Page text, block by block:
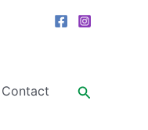
Contact